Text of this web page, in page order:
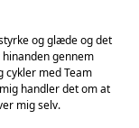
og glæde og det
gennem
cykler med Team
handler det om at
mig selv.